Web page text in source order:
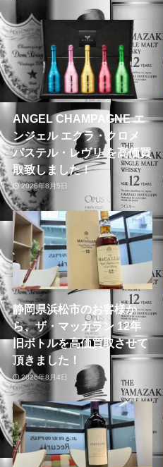
ANGEL CHAMPAGNE エ
ンジェル エクラ・クロメ
パステル・レヴリ を高価買
取致しました！
2026年8月5日
静岡県浜松市のお客様か
ら、ザ・マッカラン 12年
旧ボトルを高価買取させて
頂きました！
2026年8月4日